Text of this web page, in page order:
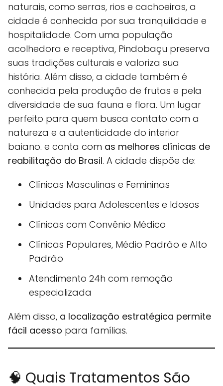
naturais, como serras, rios e cachoeiras, a
cidade é conhecida por sua tranquilidade e
hospitalidade. Com uma população
acolhedora e receptiva, Pindobaçu preserva
suas tradições culturais e valoriza sua
história. Além disso, a cidade também é
conhecida pela produção de frutas e pela
diversidade de sua fauna e flora. Um lugar
perfeito para quem busca contato com a
natureza e a autenticidade do interior
baiano. e conta com as melhores clínicas de
reabilitação do Brasil. A cidade dispõe de:
Clínicas Masculinas e Femininas
Unidades para Adolescentes e Idosos
Clínicas com Convênio Médico
Clínicas Populares, Médio Padrão e Alto
Padrão
Atendimento 24h com remoção
especializada
Além disso, a localização estratégica permite
fácil acesso para famílias.
🧠 Quais Tratamentos São